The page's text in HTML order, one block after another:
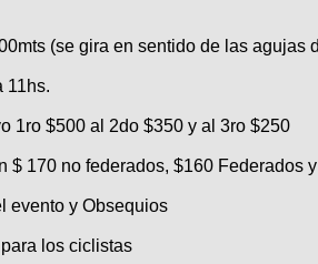
(se gira en sentido de las agujas
11hs.
1ro $500 al 2do $350 y al 3ro $250
$ 170 no federados, $160 Federados
evento y Obsequios
los ciclistas